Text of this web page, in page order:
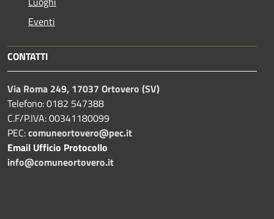
Eventi
CONTATTI
Via Roma 249, 17037 Ortovero (SV)
Telefono: 0182 547388
C.F/P.IVA: 00341180099
PEC:comuneortovero@pec.it
Email Ufficio Protocollo
info@comuneortovero.it